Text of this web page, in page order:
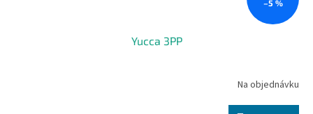
–5 %
Yucca 3PP
Na objednávku